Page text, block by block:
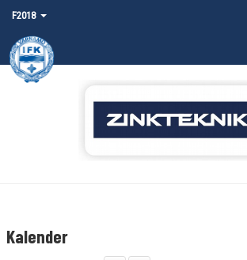
F2018
HEM
Kalender